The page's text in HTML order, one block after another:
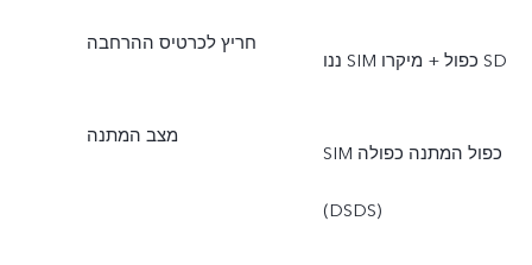
חריץ לכרטיס ההרחבה
ננו SIM כפול + מיקרו SD
מצב המתנה
SIM כפול המתנה כפולה
(DSDS)